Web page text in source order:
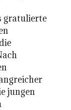
gratulierte
jungen